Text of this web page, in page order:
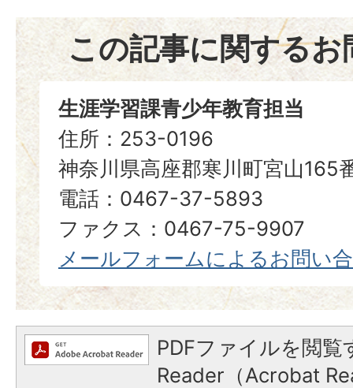
この記事に関するお
生涯学習課青少年教育担当
住所：253-0196
神奈川県高座郡寒川町宮山165
電話：0467-37-5893
ファクス：0467-75-9907
メールフォームによるお問い
PDFファイルを閲
Reader（Acrobat